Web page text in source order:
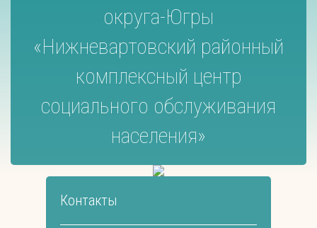
округа-Югры
«Нижневартовский районный
комплексный центр
социального обслуживания
населения»
Контакты